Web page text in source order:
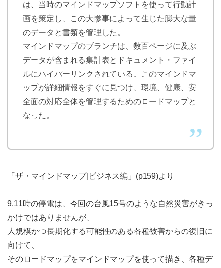
は、当時のマインドマップソフトを使って行動計
画を策定し、この大惨事によって生じた膨大な量
のデータと書類を管理した。
マインドマップのブランチは、数百ページに及ぶ
データが含まれる集計表とドキュメント・ファイ
ルにハイパーリンクされている。このマインドマ
ップが詳細情報をすぐに見つけ、環境、健康、安
全面の対応全体を管理するためのロードマップと
なった。
「ザ・マインドマップ[ビジネス編」(p159)より
9.11時の停電は、今回の台風15号のような自然災害がきっ
かけではありませんが、
大規模かつ長期化する可能性のある各種被害からの復旧に
向けて、
そのロードマップをマインドマップを使って描き、各種デ